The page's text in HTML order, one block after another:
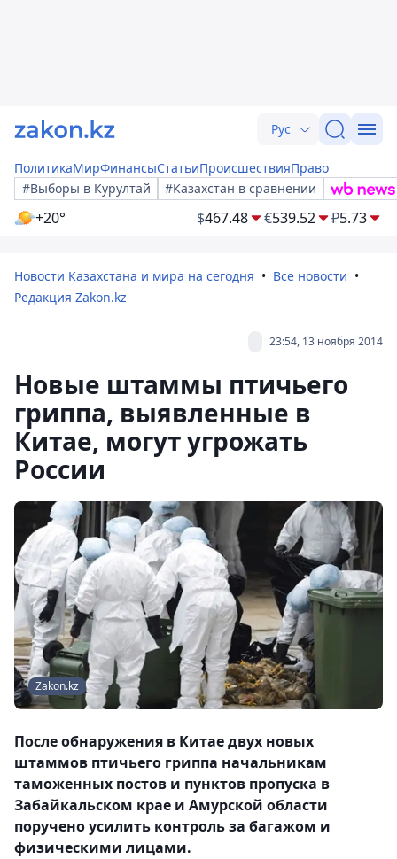
Рус
ПолитикаМирФинансыСтатьиПроисшествияПраво
#Выборы в Курултай
#Казахстан в сравнении
+20° $467.48 €539.52 ₽5.73
Новости Казахстана и мира на сегодня
Все новости
Редакция Zakon.kz
23:54, 13 ноября 2014
Новые штаммы птичьего
гриппа, выявленные в
Китае, могут угрожать
России
Zakon.kz
После обнаружения в Китае двух новых
штаммов птичьего гриппа начальникам
таможенных постов и пунктов пропуска в
Забайкальском крае и Амурской области
поручено усилить контроль за багажом и
физическими лицами.